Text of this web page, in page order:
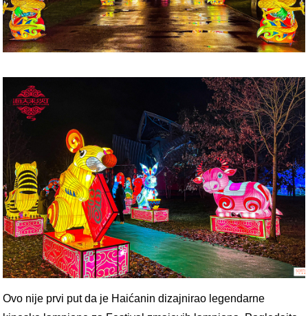
Ovo nije prvi put da je Haićanin dizajnirao legendarne